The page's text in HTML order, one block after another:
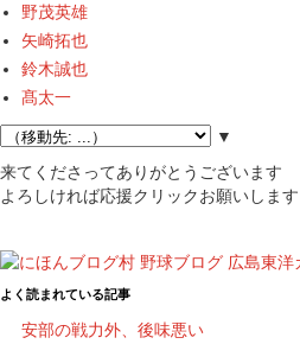
野茂英雄
矢崎拓也
鈴木誠也
髙太一
▼
来てくださってありがとうございます
よろしければ応援クリックお願いします
よく読まれている記事
安部の戦力外、後味悪い